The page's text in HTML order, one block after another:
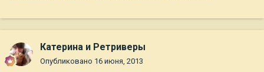
Катерина и Ретриверы
Опубликовано 16 июня, 2013